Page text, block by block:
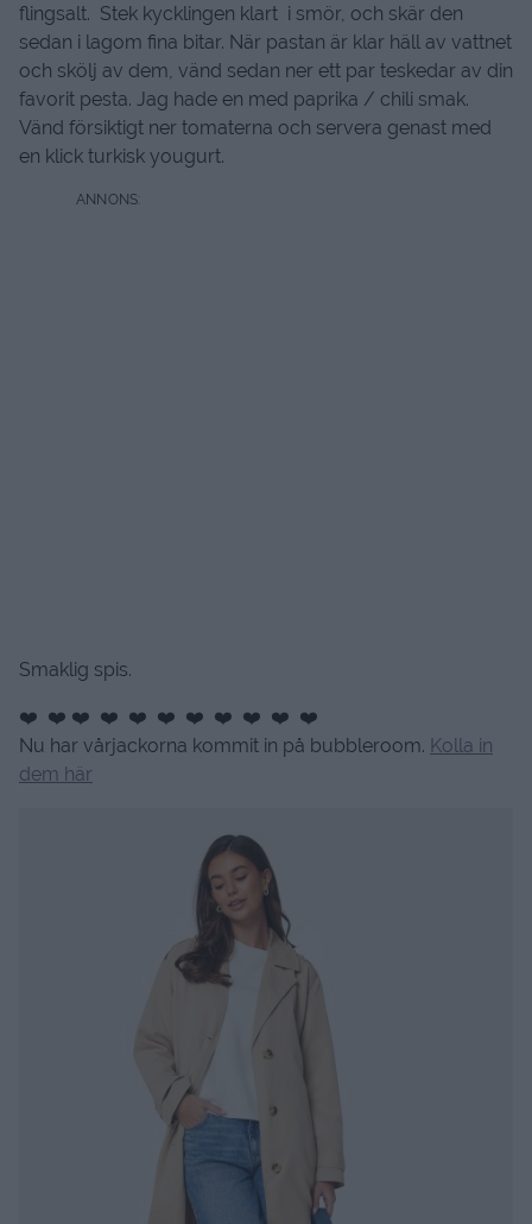
flingsalt. Stek kycklingen klart i smör, och skär den
sedan i lagom fina bitar. När pastan är klar häll av vattnet
och skölj av dem, vänd sedan ner ett par teskedar av din
favorit pesta. Jag hade en med paprika / chili smak.
Vänd försiktigt ner tomaterna och servera genast med
en klick turkisk yougurt.
Smaklig spis.
❤️ ❤️ ❤️ ❤️ ❤️ ❤️ ❤️ ❤️ ❤️ ❤️ ❤️
Nu har vårjackorna kommit in på bubbleroom. Kolla in
dem här